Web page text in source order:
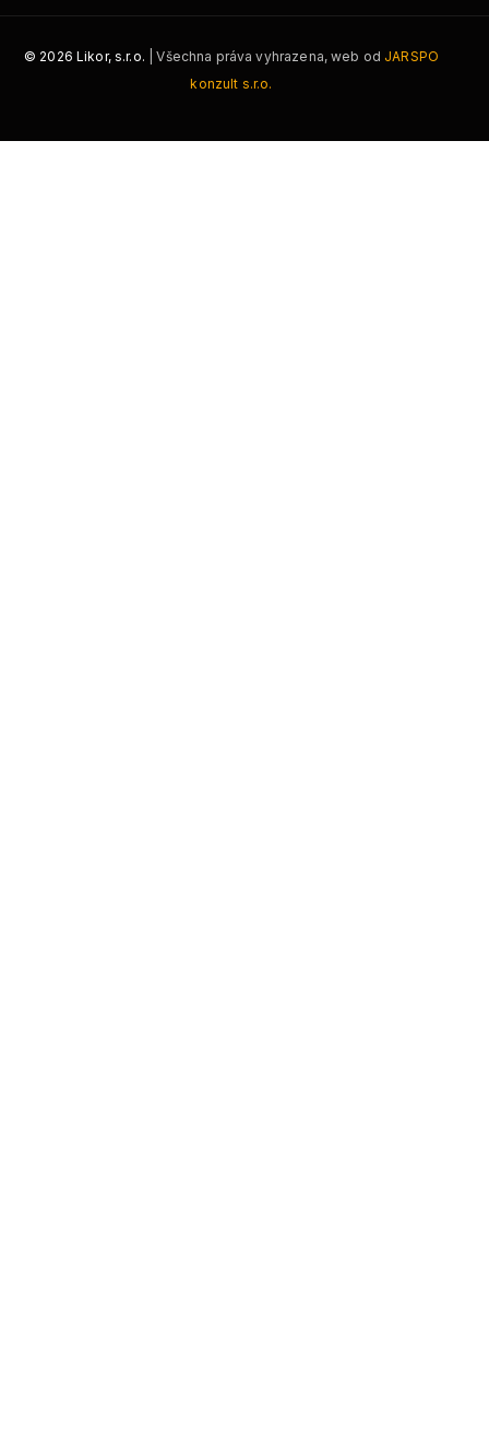
© 2026 Likor, s.r.o. | Všechna práva vyhrazena, web od JARSPO
konzult s.r.o.